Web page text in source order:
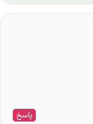
پاسخ